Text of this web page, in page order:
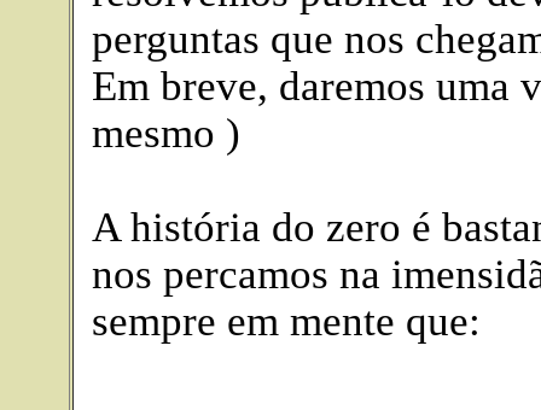
perguntas que nos
Em breve, daremos uma
mesmo )
A história do zero é
nos percamos na
sempre em mente que: